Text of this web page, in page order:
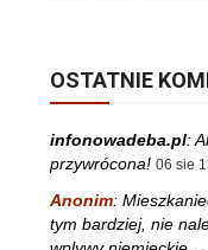
OSTATNIE
infonowadeba.pl:
przywrócona! 06 sie
Anonim:
tym bardziej, nie